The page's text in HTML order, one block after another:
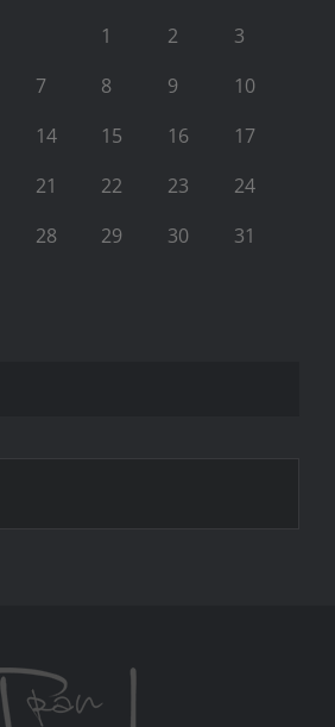
1 2
3
7 8 9
10
14 15 16
17
21 22 23
24
28 29 30
31